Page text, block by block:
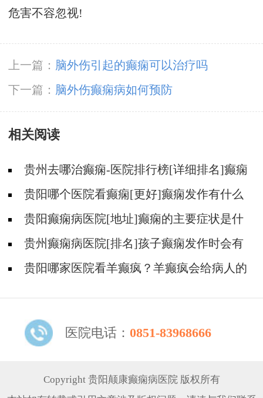
危害不容忽视!
上一篇： 脑外伤引起的癫痫可以治疗吗
下一篇： 脑外伤癫痫病如何预防
相关阅读
贵州去哪治癫痫-医院排行榜[详细排名]癫痫
会导致病人精神失常吗?
贵阳哪个医院看癫痫[更好]癫痫发作有什么
症状表现?
贵阳癫痫病医院[地址]癫痫的主要症状是什
么?贵州癫痫病医院[排名]孩子癫痫发作时会有
什么症状?
贵阳哪家医院看羊癫疯？羊癫疯会给病人的
医院电话： 0851-83968666
Copyright 贵阳颠康癫痫病医院 版权所有